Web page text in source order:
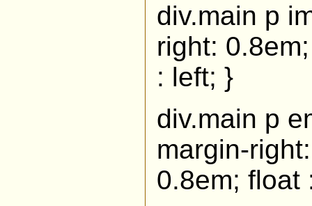
div.main p
right:
: left; }
div.main p
margin-
0.8em; float